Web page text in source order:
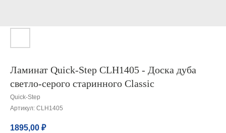
Ламинат Quick-Step CLH1405 - Доска дуба
светло-серого старинного Classic
Quick-Step
Артикул: CLH1405
1895,00 ₽